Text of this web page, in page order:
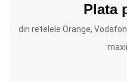
Plata
din retelele Orange,